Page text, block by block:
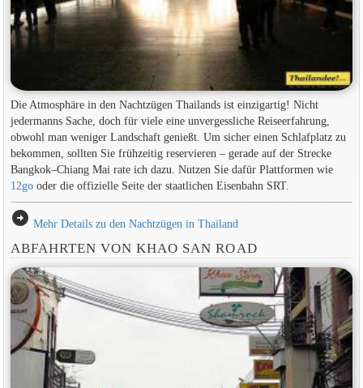
Die Atmosphäre in den Nachtzügen Thailands ist einzigartig! Nicht
jedermanns Sache, doch für viele eine unvergessliche Reiseerfahrung,
obwohl man weniger Landschaft genießt. Um sicher einen Schlafplatz zu
bekommen, sollten Sie frühzeitig reservieren – gerade auf der Strecke
Bangkok–Chiang Mai rate ich dazu. Nutzen Sie dafür Plattformen wie
12gooder die offizielle Seite der staatlichen Eisenbahn SRT.
arrow_circle_right Mehr Details zu den Nachtzügen in Thailand
ABFAHRTEN VON KHAO SAN ROAD